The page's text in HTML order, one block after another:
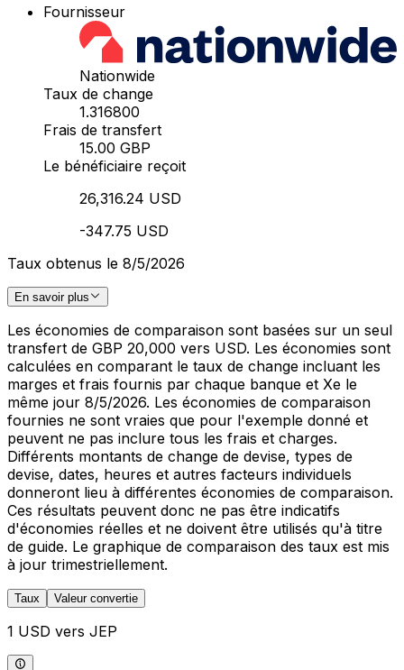
Fournisseur
Nationwide
Taux de change
1.316800
Frais de transfert
15.00 GBP
Le bénéficiaire reçoit
26,316.24 USD
-347.75 USD
Taux obtenus le 8/5/2026
En savoir plus
Les économies de comparaison sont basées sur un seul
transfert de GBP 20,000 vers USD. Les économies sont
calculées en comparant le taux de change incluant les
marges et frais fournis par chaque banque et Xe le
même jour 8/5/2026. Les économies de comparaison
fournies ne sont vraies que pour l'exemple donné et
peuvent ne pas inclure tous les frais et charges.
Différents montants de change de devise, types de
devise, dates, heures et autres facteurs individuels
donneront lieu à différentes économies de comparaison.
Ces résultats peuvent donc ne pas être indicatifs
d'économies réelles et ne doivent être utilisés qu'à titre
de guide. Le graphique de comparaison des taux est mis
à jour trimestriellement.
Taux Valeur convertie
1 USD vers JEP